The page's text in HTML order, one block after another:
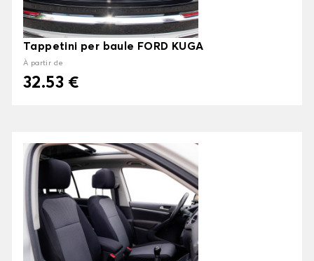
Tappetini per baule FORD KUGA
À partir de
32.53 €